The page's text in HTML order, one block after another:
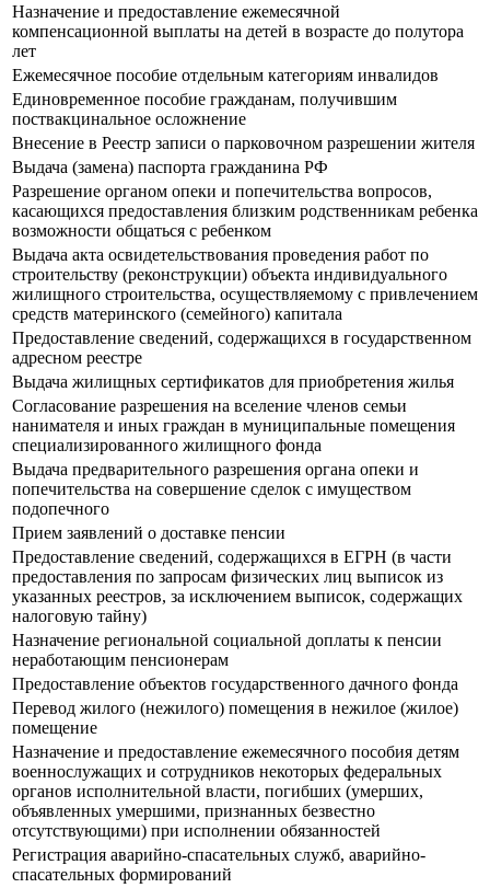
Назначение и предоставление ежемесячной
компенсационной выплаты на детей в возрасте до полутора
лет
Ежемесячное пособие отдельным категориям инвалидов
Единовременное пособие гражданам, получившим
поствакцинальное осложнение
Внесение в Реестр записи о парковочном разрешении жителя
Выдача (замена) паспорта гражданина РФ
Разрешение органом опеки и попечительства вопросов,
касающихся предоставления близким родственникам ребенка
возможности общаться с ребенком
Выдача акта освидетельствования проведения работ по
строительству (реконструкции) объекта индивидуального
жилищного строительства, осуществляемому с привлечением
средств материнского (семейного) капитала
Предоставление сведений, содержащихся в государственном
адресном реестре
Выдача жилищных сертификатов для приобретения жилья
Согласование разрешения на вселение членов семьи
нанимателя и иных граждан в муниципальные помещения
специализированного жилищного фонда
Выдача предварительного разрешения органа опеки и
попечительства на совершение сделок с имуществом
подопечного
Прием заявлений о доставке пенсии
Предоставление сведений, содержащихся в ЕГРН (в части
предоставления по запросам физических лиц выписок из
указанных реестров, за исключением выписок, содержащих
налоговую тайну)
Назначение региональной социальной доплаты к пенсии
неработающим пенсионерам
Предоставление объектов государственного дачного фонда
Перевод жилого (нежилого) помещения в нежилое (жилое)
помещение
Назначение и предоставление ежемесячного пособия детям
военнослужащих и сотрудников некоторых федеральных
органов исполнительной власти, погибших (умерших,
объявленных умершими, признанных безвестно
отсутствующими) при исполнении обязанностей
Регистрация аварийно-спасательных служб, аварийно-
спасательных формирований